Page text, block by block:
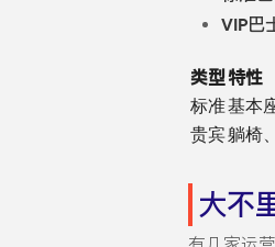
VIP巴
类型特性
标准基本
贵宾躺椅
大不